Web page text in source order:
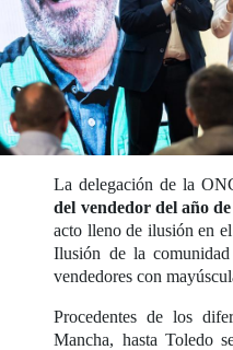
La delegación de la
del vendedor del año
acto lleno de ilusión en
Ilusión de la
vendedores con
Procedentes de los
Mancha, hasta Toledo